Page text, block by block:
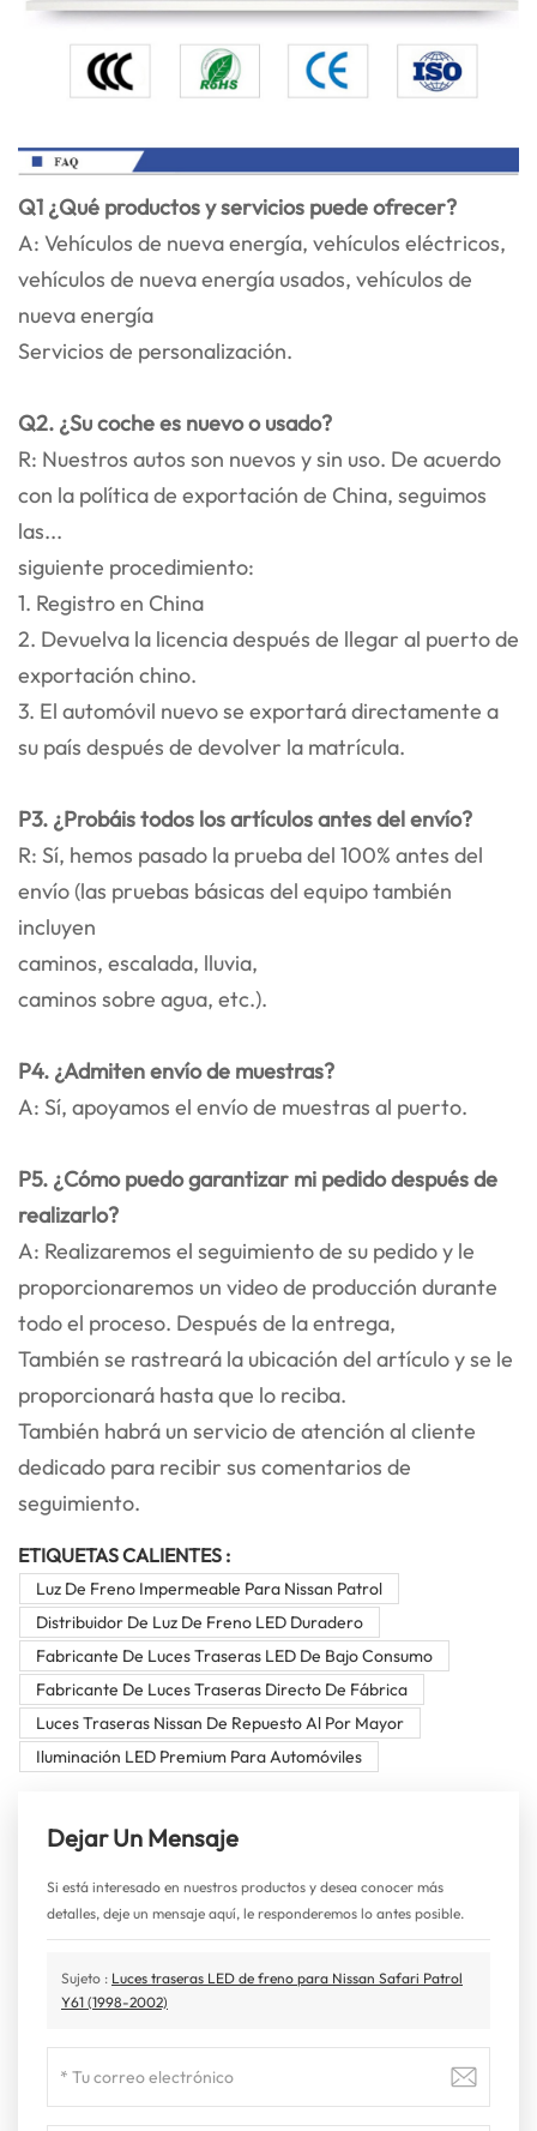
Q1 ¿Qué productos y servicios puede ofrecer?
A: Vehículos de nueva energía, vehículos eléctricos,
vehículos de nueva energía usados, vehículos de
nueva energía
Servicios de personalización.
Q2. ¿Su coche es nuevo o usado?
R: Nuestros autos son nuevos y sin uso. De acuerdo
con la política de exportación de China, seguimos
las...
siguiente procedimiento:
1. Registro en China
2. Devuelva la licencia después de llegar al puerto de
exportación chino.
3. El automóvil nuevo se exportará directamente a
su país después de devolver la matrícula.
P3. ¿Probáis todos los artículos antes del envío?
R: Sí, hemos pasado la prueba del 100% antes del
envío (las pruebas básicas del equipo también
incluyen
caminos, escalada, lluvia,
caminos sobre agua, etc.).
P4. ¿Admiten envío de muestras?
A: Sí, apoyamos el envío de muestras al puerto.
P5. ¿Cómo puedo garantizar mi pedido después de
realizarlo?
A: Realizaremos el seguimiento de su pedido y le
proporcionaremos un video de producción durante
todo el proceso. Después de la entrega,
También se rastreará la ubicación del artículo y se le
proporcionará hasta que lo reciba.
También habrá un servicio de atención al cliente
dedicado para recibir sus comentarios de
seguimiento.
ETIQUETAS CALIENTES :
Luz De Freno Impermeable Para Nissan Patrol
Distribuidor De Luz De Freno LED Duradero
Fabricante De Luces Traseras LED De Bajo Consumo
Fabricante De Luces Traseras Directo De Fábrica
Luces Traseras Nissan De Repuesto Al Por Mayor
Iluminación LED Premium Para Automóviles
Dejar Un Mensaje
Si está interesado en nuestros productos y desea conocer más
detalles, deje un mensaje aquí, le responderemos lo antes posible.
Sujeto : Luces traseras LED de freno para Nissan Safari Patrol
Y61 (1998-2002)